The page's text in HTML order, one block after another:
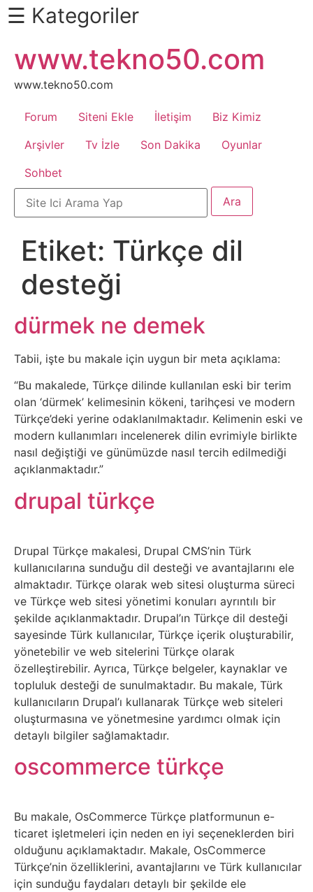
Daha
Fazlası
İçin
Kaydır
Android
Apk
Arabalar
Bankacılık
İşlemleri
Belgesel
Bilgi
Bilgisayar
Bilim
Bitcoin
Bitkiler
Film
Diğer
Sosyal
Medyalar
Din
Dokümanlar
Domain
E-
Devlet
☰ Kategoriler
atla
www.tekno50.com
www.tekno50.com
Forum Siteni Ekle İletişim
Biz Kimiz
Arşivler
Tv İzle Son Dakika
Oyunlar
Sohbet
Etiket: Türkçe dil
desteği
dürmek ne demek
Tabii, işte bu makale için uygun bir meta açıklama:
“Bu makalede, Türkçe dilinde kullanılan eski bir terim
olan ‘dürmek’ kelimesinin kökeni, tarihçesi ve modern
Türkçe’deki yerine odaklanılmaktadır. Kelimenin eski ve
modern kullanımları incelenerek dilin evrimiyle birlikte
nasıl değiştiği ve günümüzde nasıl tercih edilmediği
açıklanmaktadır.”
drupal türkçe
Drupal Türkçe makalesi, Drupal CMS’nin Türk
kullanıcılarına sunduğu dil desteği ve avantajlarını ele
almaktadır. Türkçe olarak web sitesi oluşturma süreci
ve Türkçe web sitesi yönetimi konuları ayrıntılı bir
şekilde açıklanmaktadır. Drupal’ın Türkçe dil desteği
sayesinde Türk kullanıcılar, Türkçe içerik oluşturabilir,
yönetebilir ve web sitelerini Türkçe olarak
özelleştirebilir. Ayrıca, Türkçe belgeler, kaynaklar ve
topluluk desteği de sunulmaktadır. Bu makale, Türk
kullanıcıların Drupal’ı kullanarak Türkçe web siteleri
oluşturmasına ve yönetmesine yardımcı olmak için
detaylı bilgiler sağlamaktadır.
oscommerce türkçe
Bu makale, OsCommerce Türkçe platformunun e-
ticaret işletmeleri için neden en iyi seçeneklerden biri
olduğunu açıklamaktadır. Makale, OsCommerce
Türkçe’nin özelliklerini, avantajlarını ve Türk kullanıcılar
için sunduğu faydaları detaylı bir şekilde ele